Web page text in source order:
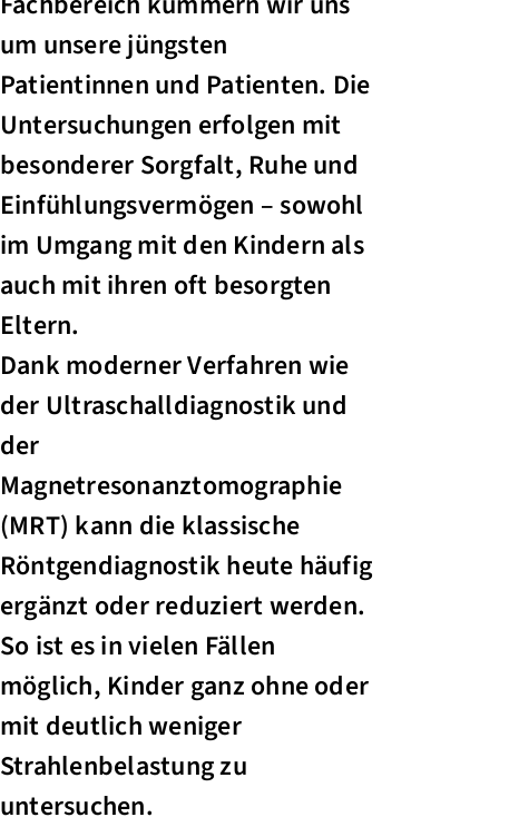
um unsere jüngsten
Patientinnen und Patienten. Die
Untersuchungen erfolgen mit
besonderer Sorgfalt, Ruhe und
Einfühlungsvermögen – sowohl
im Umgang mit den Kindern als
auch mit ihren oft besorgten
Eltern.
Dank moderner Verfahren wie
der Ultraschalldiagnostik und
der
Magnetresonanztomographie
(MRT) kann die klassische
Röntgendiagnostik heute häufig
ergänzt oder reduziert werden.
So ist es in vielen Fällen
möglich, Kinder ganz ohne oder
mit deutlich weniger
Strahlenbelastung zu
untersuchen.